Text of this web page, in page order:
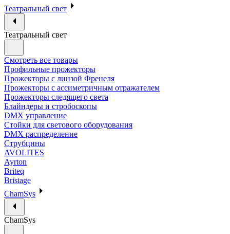
Театральный свет
Театральный свет
Смотреть все товары
Профильные прожекторы
Прожекторы с линзой Френеля
Прожекторы с ассиметричным отражателем
Прожекторы следящего света
Блайндеры и стробоскопы
DMX управление
Стойки для светового оборудования
DMX распределение
Струбцины
AVOLITES
Ayrton
Briteq
Bristage
ChamSys
ChamSys